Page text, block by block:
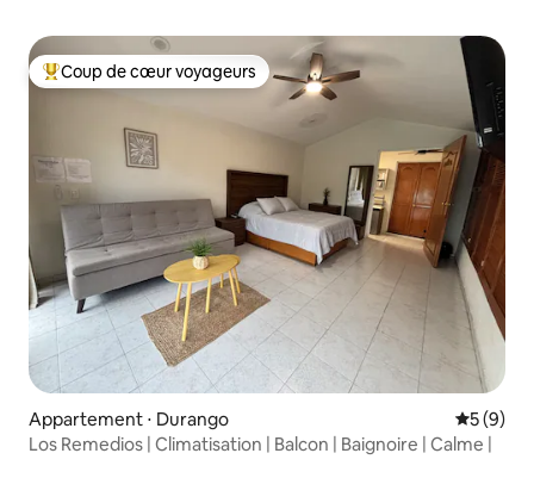
Coups de cœur voyageurs les plus appréciés
Coup de cœur voyageurs
Appartement ⋅ Durango
5 (9)
Los Remedios | Climatisation | Balcon | Baignoire | Calme |